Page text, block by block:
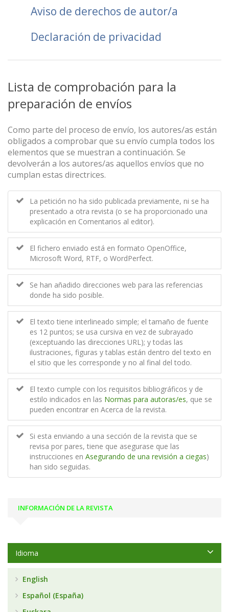
Aviso de derechos de autor/a
Declaración de privacidad
Lista de comprobación para la
preparación de envíos
Como parte del proceso de envío, los autores/as están
obligados a comprobar que su envío cumpla todos los
elementos que se muestran a continuación. Se
devolverán a los autores/as aquellos envíos que no
cumplan estas directrices.
La petición no ha sido publicada previamente, ni se ha
presentado a otra revista (o se ha proporcionado una
explicación en Comentarios al editor).
El fichero enviado está en formato OpenOffice,
Microsoft Word, RTF, o WordPerfect.
Se han añadido direcciones web para las referencias
donde ha sido posible.
El texto tiene interlineado simple; el tamaño de fuente
es 12 puntos; se usa cursiva en vez de subrayado
(exceptuando las direcciones URL); y todas las
ilustraciones, figuras y tablas están dentro del texto en
el sitio que les corresponde y no al final del todo.
El texto cumple con los requisitos bibliográficos y de
estilo indicados en las Normas para autoras/es, que se
pueden encontrar en Acerca de la revista.
Si esta enviando a una sección de la revista que se
revisa por pares, tiene que asegurase que las
instrucciones en Asegurando de una revisión a ciegas)
han sido seguidas.
INFORMACIÓN DE LA REVISTA
Idioma
English
Español (España)